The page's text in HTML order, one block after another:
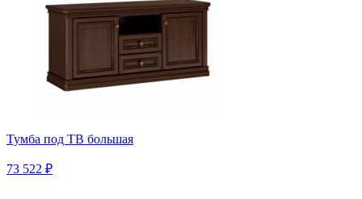
Тумба под ТВ большая
73 522 ₽